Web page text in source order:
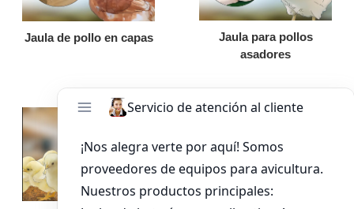
Jaula de pollo en capas
Jaula para pollos
asadores